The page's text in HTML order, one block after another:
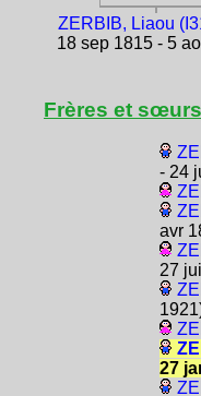
ZERBIB, Liaou
18 sep 1815 - 5
Frères et sœurs
- 24
avr
27
27